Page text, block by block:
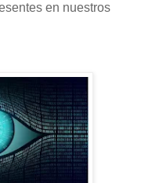
en nuestros